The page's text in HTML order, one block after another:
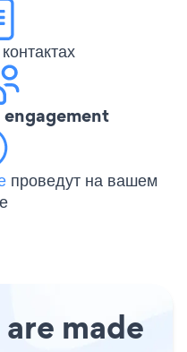
engagement
проведут на вашем
made